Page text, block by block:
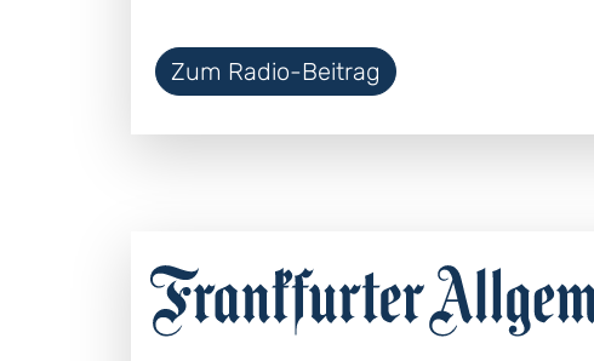
Zum Radio-Beitrag